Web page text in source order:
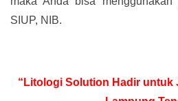
SIUP, NIB.
“Litologi Solution Hadir untuk